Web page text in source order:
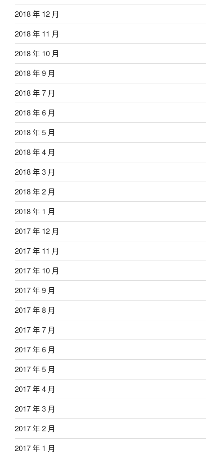
2018 年 12 月
2018 年 11 月
2018 年 10 月
2018 年 9 月
2018 年 7 月
2018 年 6 月
2018 年 5 月
2018 年 4 月
2018 年 3 月
2018 年 2 月
2018 年 1 月
2017 年 12 月
2017 年 11 月
2017 年 10 月
2017 年 9 月
2017 年 8 月
2017 年 7 月
2017 年 6 月
2017 年 5 月
2017 年 4 月
2017 年 3 月
2017 年 2 月
2017 年 1 月